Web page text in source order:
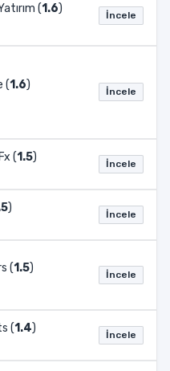
(1.6) İncele
(1.6) İncele
(1.5) İncele
) İncele
(1.5) İncele
(1.4) İncele